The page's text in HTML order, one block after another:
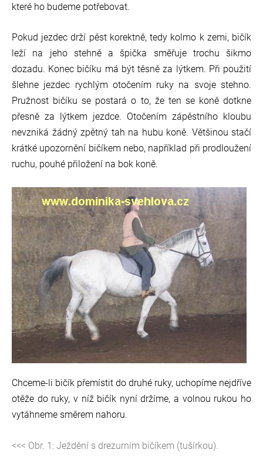
které ho budeme potřebovat.
Pokud jezdec drží pěst korektně, tedy kolmo k zemi, bičík
leží na jeho stehně a špička směřuje trochu šikmo
dozadu. Konec bičíku má být těsně za lýtkem. Při použití
šlehne jezdec rychlým otočením ruky na svoje stehno.
Pružnost bičíku se postará o to, že ten se koně dotkne
přesně za lýtkem jezdce. Otočením zápěstního kloubu
nevzniká žádný zpětný tah na hubu koně. Většinou stačí
krátké upozornění bičíkem nebo, například při prodloužení
ruchu, pouhé přiložení na bok koně.
Chceme-li bičík přemístit do druhé ruky, uchopíme nejdříve
otěže do ruky, v níž bičík nyní držíme, a volnou rukou ho
vytáhneme směrem nahoru.
<<< Obr. 1: Ježdění s drezurním bičíkem (tušírkou).